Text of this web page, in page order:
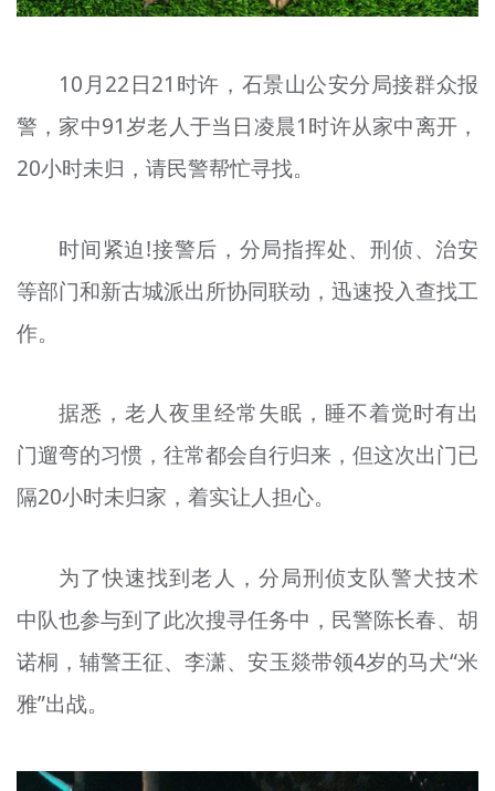
10月22日21时许，石景山公安分局接群众报
警，家中91岁老人于当日凌晨1时许从家中离开，
20小时未归，请民警帮忙寻找。
时间紧迫!接警后，分局指挥处、刑侦、治安
等部门和新古城派出所协同联动，迅速投入查找工
作。
据悉，老人夜里经常失眠，睡不着觉时有出
门遛弯的习惯，往常都会自行归来，但这次出门已
隔20小时未归家，着实让人担心。
为了快速找到老人，分局刑侦支队警犬技术
中队也参与到了此次搜寻任务中，民警陈长春、胡
诺桐，辅警王征、李潇、安玉燚带领4岁的马犬“米
雅”出战。